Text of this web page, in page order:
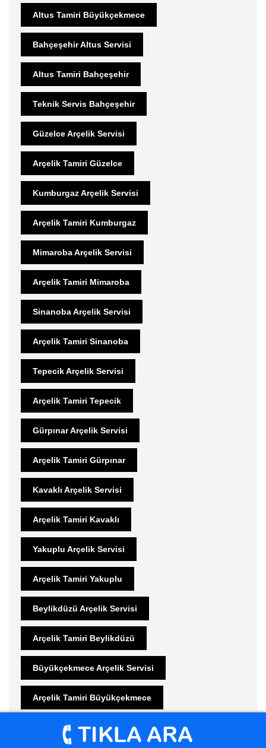
Altus Tamiri Büyükçekmece
Bahçeşehir Altus Servisi
Altus Tamiri Bahçeşehir
Teknik Servis Bahçeşehir
Güzelce Arçelik Servisi
Arçelik Tamiri Güzelce
Kumburgaz Arçelik Servisi
Arçelik Tamiri Kumburgaz
Mimaroba Arçelik Servisi
Arçelik Tamiri Mimaroba
Sinanoba Arçelik Servisi
Arçelik Tamiri Sinanoba
Tepecik Arçelik Servisi
Arçelik Tamiri Tepecik
Gürpınar Arçelik Servisi
Arçelik Tamiri Gürpınar
Kavaklı Arçelik Servisi
Arçelik Tamiri Kavaklı
Yakuplu Arçelik Servisi
Arçelik Tamiri Yakuplu
Beylikdüzü Arçelik Servisi
Arçelik Tamiri Beylikdüzü
Büyükçekmece Arçelik Servisi
Arçelik Tamiri Büyükçekmece
Bahçeşehir Arçelik Servisi